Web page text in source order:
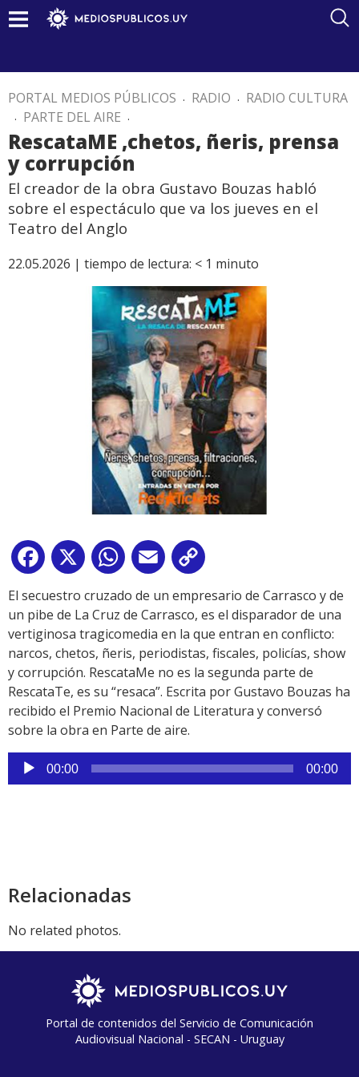
PORTAL MEDIOS PÚBLICOS . RADIO . RADIO CULTURA
. PARTE DEL AIRE .
RescataME ,chetos, ñeris, prensa
y corrupción
El creador de la obra Gustavo Bouzas habló
sobre el espectáculo que va los jueves en el
Teatro del Anglo
22.05.2026 | tiempo de lectura: < 1 minuto
Facebook
X WhatsApp
Email
Link
El secuestro cruzado de un empresario de Carrasco y de
un pibe de La Cruz de Carrasco, es el disparador de una
vertiginosa tragicomedia en la que entran en conflicto:
narcos, chetos, ñeris, periodistas, fiscales, policías, show
y corrupción. RescataMe no es la segunda parte de
RescataTe, es su “resaca”. Escrita por Gustavo Bouzas ha
recibido el Premio Nacional de Literatura y conversó
sobre la obra en Parte de aire.
Reproductor
de
00:00 00:00
Relacionadas
No related photos.
Portal de contenidos del Servicio de Comunicación
Audiovisual Nacional - SECAN - Uruguay